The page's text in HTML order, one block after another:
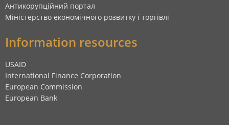
Антикорупційний портал
Міністерство економічного розвитку і торгівлі
Information resources
USAID
International Finance Corporation
European Commission
European Bank